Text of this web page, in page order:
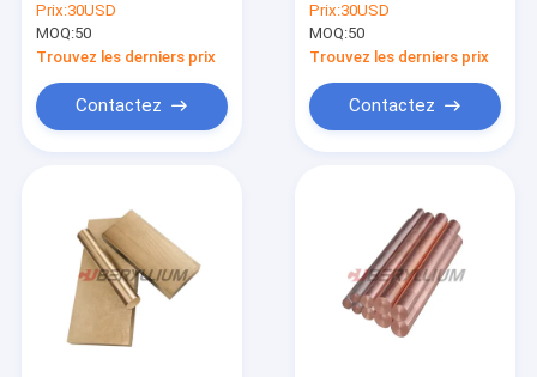
20mmx2000mm à
l'état TF00
Prix:30USD
MOQ:50
Trouvez les derniers prix
Contactez
B196 d'en cuivre de
béryllium
Prix:30USD
MOQ:50
Trouvez les derniers prix
Contactez